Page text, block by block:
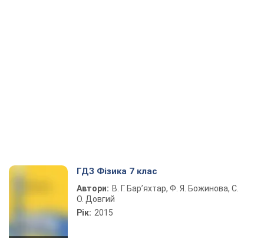
ГДЗ Фізика 7 клас
Автори: В. Г. Бар’яхтар, Ф. Я. Божинова, С.
О. Довгий
Рік: 2015